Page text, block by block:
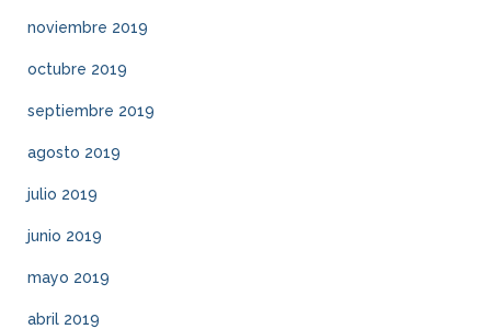
noviembre 2019
octubre 2019
septiembre 2019
agosto 2019
julio 2019
junio 2019
mayo 2019
abril 2019